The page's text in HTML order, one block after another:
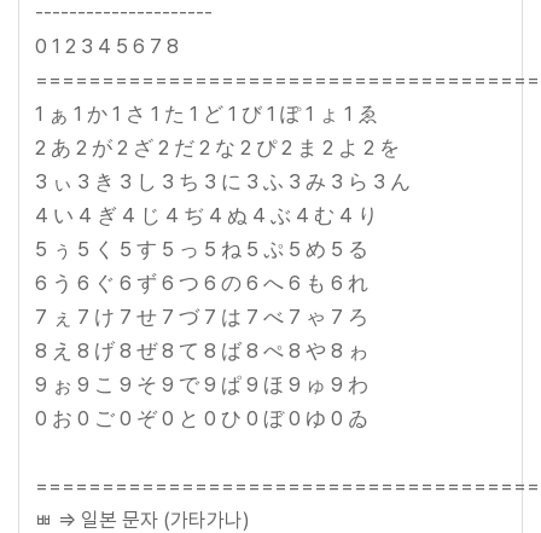
---------------------
0 1 2 3 4 5 6 7 8
1 ぁ 1 か 1 さ 1 た 1 ど 1 び 1 ぽ 1 ょ 1 ゑ
2 あ 2 が 2 ざ 2 だ 2 な 2 ぴ 2 ま 2 よ 2 を
3 ぃ 3 き 3 し 3 ち 3 に 3 ふ 3 み 3 ら 3 ん
4 い 4 ぎ 4 じ 4 ぢ 4 ぬ 4 ぶ 4 む 4 り
5 ぅ 5 く 5 す 5 っ 5 ね 5 ぷ 5 め 5 る
6 う 6 ぐ 6 ず 6 つ 6 の 6 へ 6 も 6 れ
7 ぇ 7 け 7 せ 7 づ 7 は 7 べ 7 ゃ 7 ろ
8 え 8 げ 8 ぜ 8 て 8 ば 8 ぺ 8 や 8 ゎ
9 ぉ 9 こ 9 そ 9 で 9 ぱ 9 ほ 9 ゅ 9 わ
0 お 0 ご 0 ぞ 0 と 0 ひ 0 ぼ 0 ゆ 0 ゐ
ㅃ => 일본 문자 (가타가나)